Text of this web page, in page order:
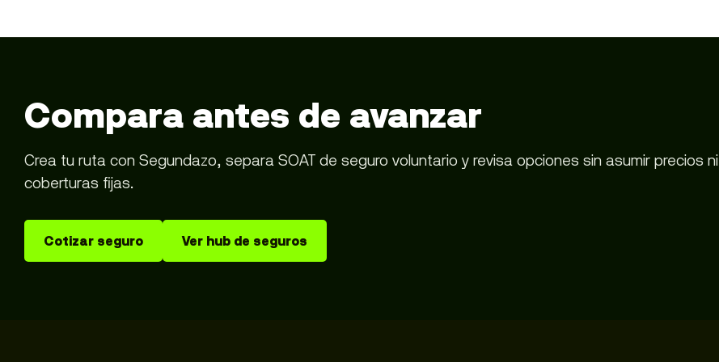
Compara antes de avanzar
Crea tu ruta con Segundazo, separa SOAT de seguro voluntario y revisa opciones sin asumir precios ni
coberturas fijas.
Cotizar seguro Ver hub de seguros